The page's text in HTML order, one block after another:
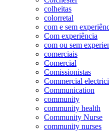
colheitas
colorretal
com e sem
Com experiência
com ou sem
comerciais
Comercial
Comissionistas
Commercial
Communication
community
community health
Community Nurse
community nurses